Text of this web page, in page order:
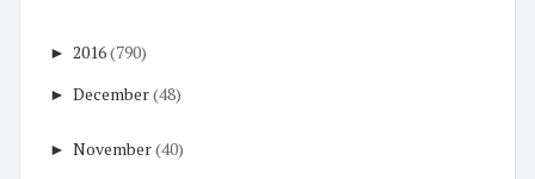
► 2016(790)
► December(48)
► November(40)